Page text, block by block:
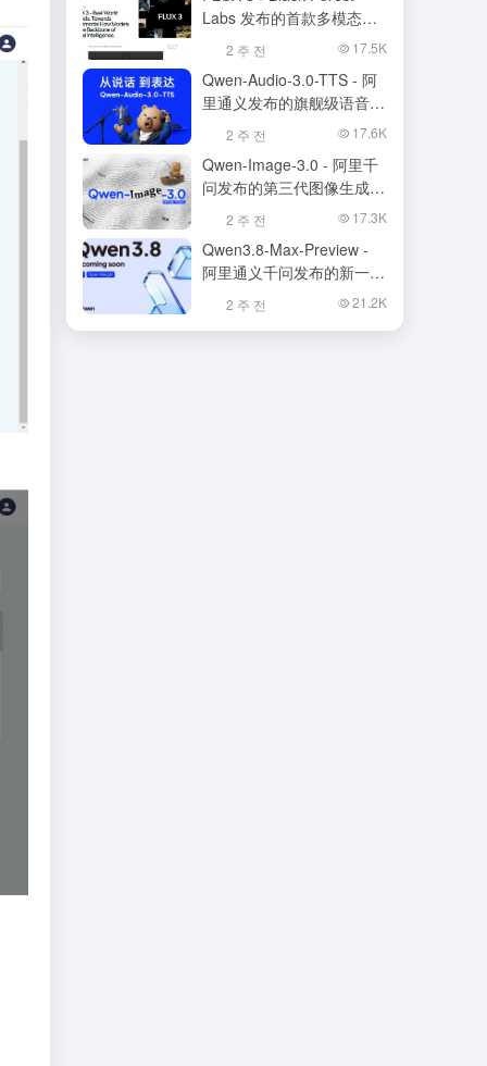
Labs 发布的首款多模态基
础模型
2 주 전 17.5K
Qwen-Audio-3.0-TTS - 阿
里通义发布的旗舰级语音合
成大模型
2 주 전 17.6K
Qwen-Image-3.0 - 阿里千
问发布的第三代图像生成基
础模型
2 주 전 17.3K
Qwen3.8-Max-Preview -
阿里通义千问发布的新一代
旗舰大模型
2 주 전 21.2K